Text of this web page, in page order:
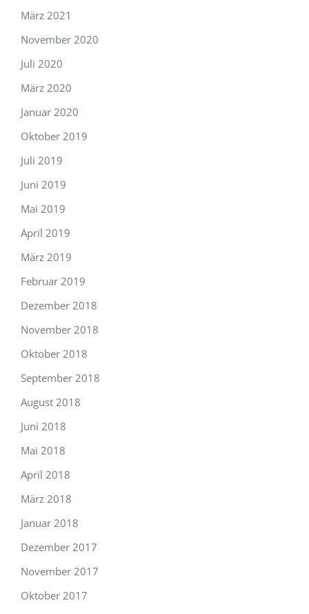
März 2021
November 2020
Juli 2020
März 2020
Januar 2020
Oktober 2019
Juli 2019
Juni 2019
Mai 2019
April 2019
März 2019
Februar 2019
Dezember 2018
November 2018
Oktober 2018
September 2018
August 2018
Juni 2018
Mai 2018
April 2018
März 2018
Januar 2018
Dezember 2017
November 2017
Oktober 2017